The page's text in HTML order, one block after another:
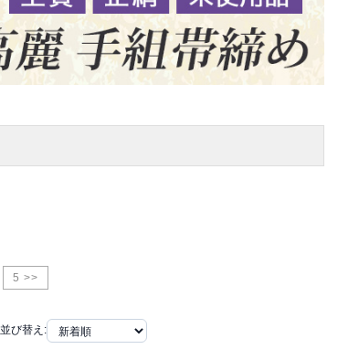
5 >>
並び替え: